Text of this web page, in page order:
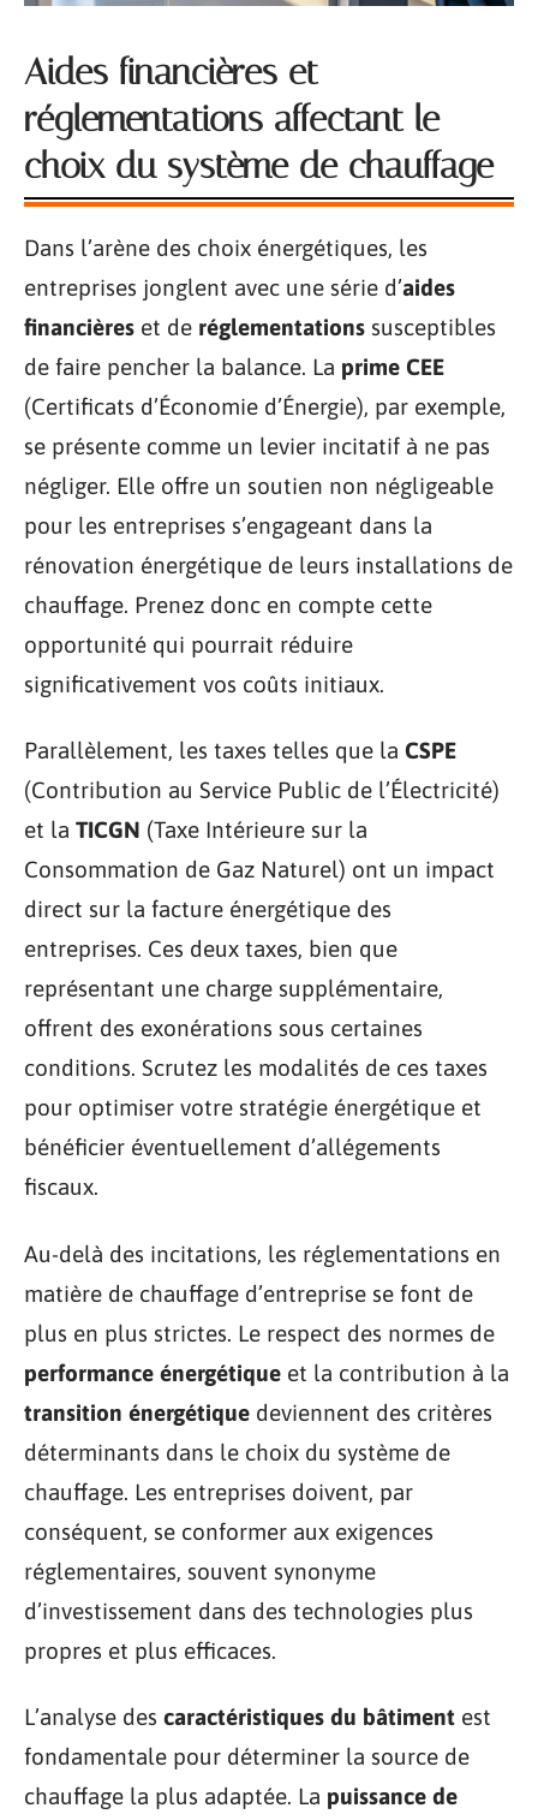
Aides financières et
réglementations affectant le
choix du système de chauffage
Dans l’arène des choix énergétiques, les
entreprises jonglent avec une série d’aides
financières et de réglementations susceptibles
de faire pencher la balance. La prime CEE
(Certificats d’Économie d’Énergie), par exemple,
se présente comme un levier incitatif à ne pas
négliger. Elle offre un soutien non négligeable
pour les entreprises s’engageant dans la
rénovation énergétique de leurs installations de
chauffage. Prenez donc en compte cette
opportunité qui pourrait réduire
significativement vos coûts initiaux.
Parallèlement, les taxes telles que la CSPE
(Contribution au Service Public de l’Électricité)
et la TICGN (Taxe Intérieure sur la
Consommation de Gaz Naturel) ont un impact
direct sur la facture énergétique des
entreprises. Ces deux taxes, bien que
représentant une charge supplémentaire,
offrent des exonérations sous certaines
conditions. Scrutez les modalités de ces taxes
pour optimiser votre stratégie énergétique et
bénéficier éventuellement d’allégements
fiscaux.
Au-delà des incitations, les réglementations en
matière de chauffage d’entreprise se font de
plus en plus strictes. Le respect des normes de
performance énergétique et la contribution à la
transition énergétique deviennent des critères
déterminants dans le choix du système de
chauffage. Les entreprises doivent, par
conséquent, se conformer aux exigences
réglementaires, souvent synonyme
d’investissement dans des technologies plus
propres et plus efficaces.
L’analyse des caractéristiques du bâtiment est
fondamentale pour déterminer la source de
chauffage la plus adaptée. La puissance de